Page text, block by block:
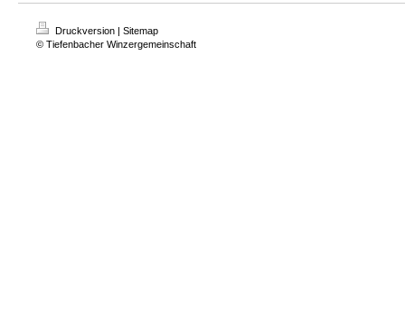
Druckversion | Sitemap
© Tiefenbacher Winzergemeinschaft